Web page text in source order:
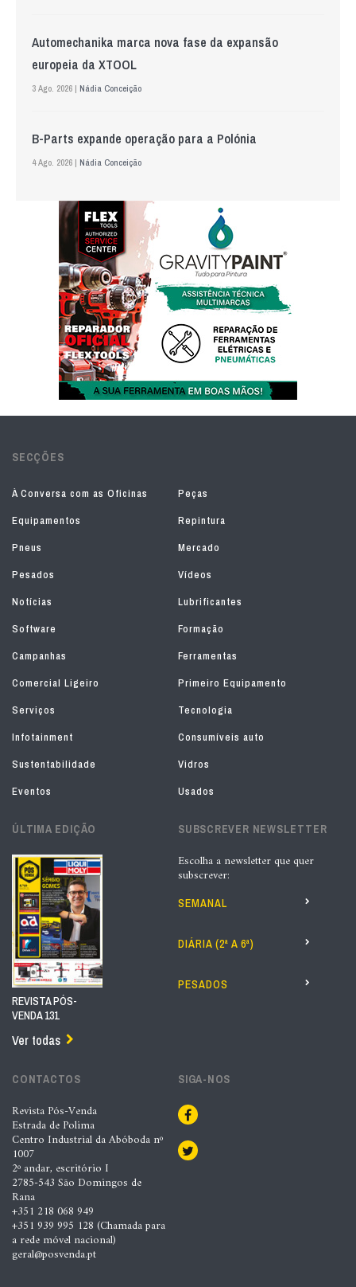
Automechanika marca nova fase da expansão
europeia da XTOOL
3 Ago. 2026 | Nádia Conceição
B-Parts expande operação para a Polónia
4 Ago. 2026 | Nádia Conceição
SECÇÕES
À Conversa com as Oficinas
Peças
Equipamentos
Repintura
Pneus
Mercado
Pesados
Vídeos
Notícias
Lubrificantes
Software
Formação
Campanhas
Ferramentas
Comercial Ligeiro
Primeiro Equipamento
Serviços
Tecnologia
Infotainment
Consumíveis auto
Sustentabilidade
Vidros
Eventos
Usados
ÚLTIMA EDIÇÃO
REVISTA PÓS-
VENDA 131
Ver todas
SUBSCREVER NEWSLETTER
Escolha a newsletter que quer
subscrever:
SEMANAL
DIÁRIA (2ª A 6ª)
PESADOS
CONTACTOS
Revista Pós-Venda
Estrada de Polima
Centro Industrial da Abóboda nº
1007
2º andar, escritório I
2785-543 São Domingos de
Rana
+351 218 068 949
+351 939 995 128 (Chamada para
a rede móvel nacional)
geral@posvenda.pt
SIGA-NOS